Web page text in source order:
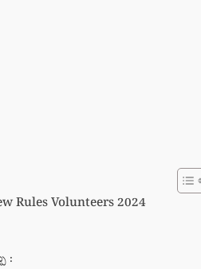
Rules Volunteers 2024
: